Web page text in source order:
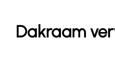
Dakraam